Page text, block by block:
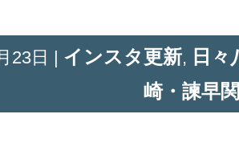
23日 | インスタ更新, 日々
崎・諫早